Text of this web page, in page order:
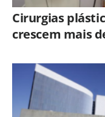
Cirurgias
crescem mais